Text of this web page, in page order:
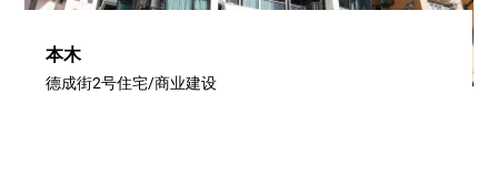
本木
德成街2号住宅/商业建设